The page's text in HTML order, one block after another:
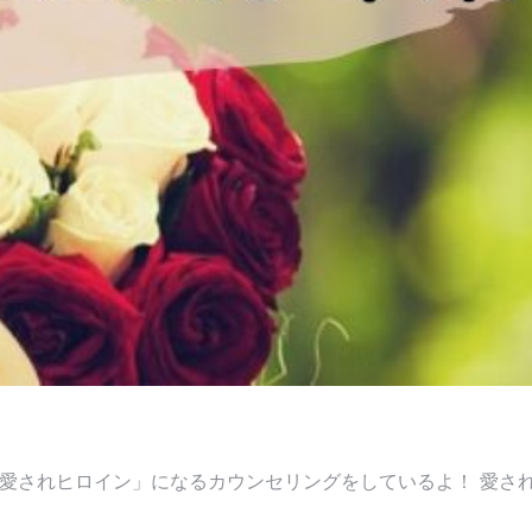
されヒロイン」になるカウンセリングをしているよ！ 愛さ